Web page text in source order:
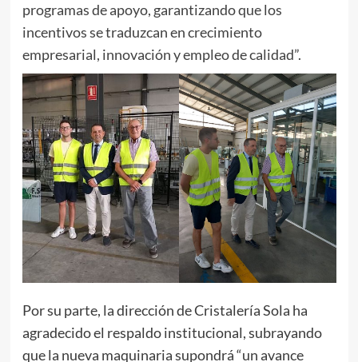
programas de apoyo, garantizando que los
incentivos se traduzcan en crecimiento
empresarial, innovación y empleo de calidad”.
Por su parte, la dirección de Cristalería Sola ha
agradecido el respaldo institucional, subrayando
que la nueva maquinaria supondrá “un avance